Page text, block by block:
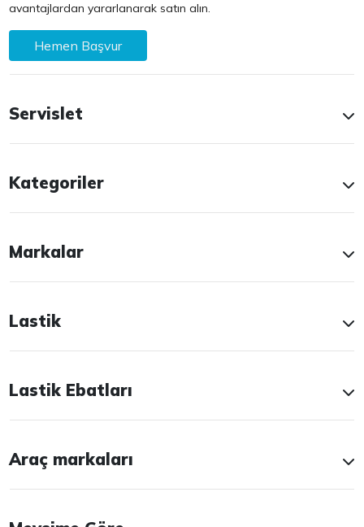
avantajlardan yararlanarak satın alın.
Hemen Başvur
Servislet
Kategoriler
Markalar
Lastik
Lastik Ebatları
Araç markaları